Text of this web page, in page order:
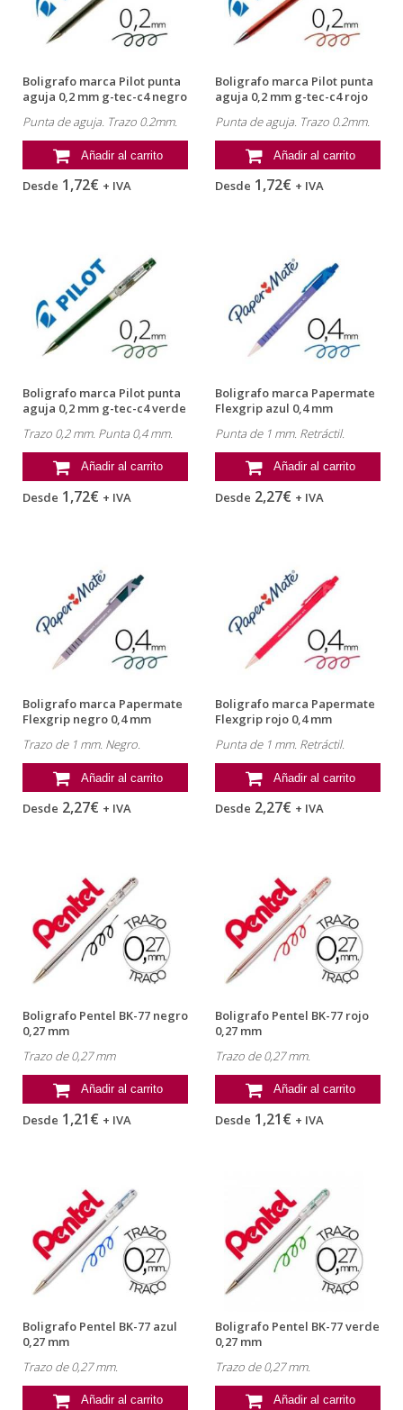
Boligrafo marca Pilot punta
aguja 0,2 mm g-tec-c4 negro
Punta de aguja. Trazo 0.2mm.
Añadir al carrito
Desde 1,72€ + IVA
Boligrafo marca Pilot punta
aguja 0,2 mm g-tec-c4 rojo
Punta de aguja. Trazo 0.2mm.
Añadir al carrito
Desde 1,72€ + IVA
Boligrafo marca Pilot punta
aguja 0,2 mm g-tec-c4 verde
Trazo 0,2 mm. Punta 0,4 mm.
Añadir al carrito
Desde 1,72€ + IVA
Boligrafo marca Papermate
Flexgrip azul 0,4 mm
Punta de 1 mm. Retráctil.
Añadir al carrito
Desde 2,27€ + IVA
Boligrafo marca Papermate
Flexgrip negro 0,4 mm
Trazo de 1 mm. Negro.
Añadir al carrito
Desde 2,27€ + IVA
Boligrafo marca Papermate
Flexgrip rojo 0,4 mm
Punta de 1 mm. Retráctil.
Añadir al carrito
Desde 2,27€ + IVA
Boligrafo Pentel BK-77 negro
0,27 mm
Trazo de 0,27 mm
Añadir al carrito
Desde 1,21€ + IVA
Boligrafo Pentel BK-77 rojo
0,27 mm
Trazo de 0,27 mm.
Añadir al carrito
Desde 1,21€ + IVA
Boligrafo Pentel BK-77 azul
0,27 mm
Trazo de 0,27 mm.
Añadir al carrito
Boligrafo Pentel BK-77 verde
0,27 mm
Trazo de 0,27 mm.
Añadir al carrito